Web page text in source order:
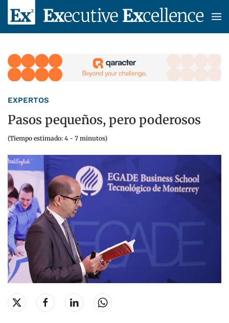
Skip to main content
EXPERTOS
Pasos pequeños, pero poderosos
(Tiempo estimado: 4 - 7 minutos)